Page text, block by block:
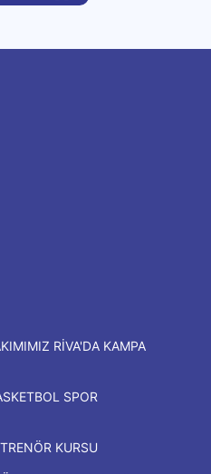
RİVA'DA KAMPA
SPOR
KURSU